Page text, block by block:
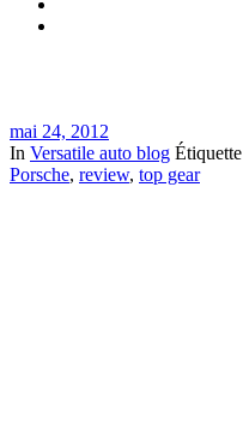
mai 24, 2012
In Versatile auto blog Étiquette
Porsche, review, top gear